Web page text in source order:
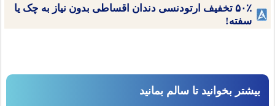
۵۰٪ تخفیف ارتودنسی دندان اقساطی بدون نیاز به چک یا
سفته!
بیشتر بخوانید تا سالم بمانید